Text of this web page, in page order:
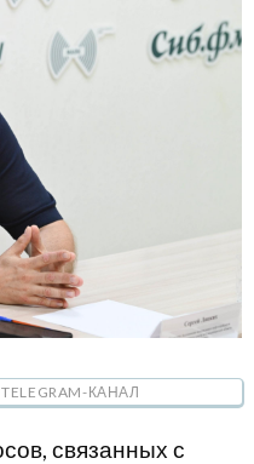
КАНАЛ
связанных с